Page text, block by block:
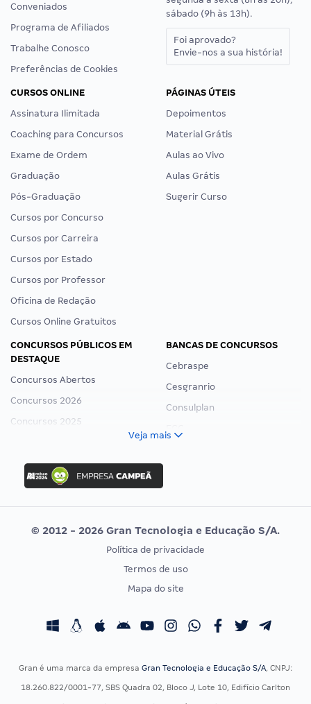
Conveniados
Programa de Afiliados
Trabalhe Conosco
Preferências de Cookies
sábado (9h às 13h).
Foi aprovado?
Envie-nos a sua história!
CURSOS ONLINE
Assinatura Ilimitada
Coaching para Concursos
Exame de Ordem
Graduação
Pós-Graduação
Cursos por Concurso
Cursos por Carreira
Cursos por Estado
Cursos por Professor
Oficina de Redação
Cursos Online Gratuitos
PÁGINAS ÚTEIS
Depoimentos
Material Grátis
Aulas ao Vivo
Aulas Grátis
Sugerir Curso
CONCURSOS PÚBLICOS EM
DESTAQUE
Concursos Abertos
Concursos 2026
Concursos 2025
Concurso Ibama
Concurso MPU
Editais publicados
BANCAS DE CONCURSOS
Cebraspe
Cesgranrio
Consulplan
Vunesp
CONCURSOS POR PROFISSÃO
Concursos Fiscais
EXAME DE ORDEM
Calendário OAB
Veja mais
© 2012 - 2026 Gran Tecnologia e Educação S/A.
Política de privacidade
Termos de uso
Mapa do site
Gran é uma marca da empresa Gran Tecnologia e Educação S/A, CNPJ:
18.260.822/0001-77, SBS Quadra 02, Bloco J, Lote 10, Edifício Carlton